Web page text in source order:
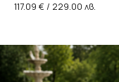
117.09 € / 229.00 лв.